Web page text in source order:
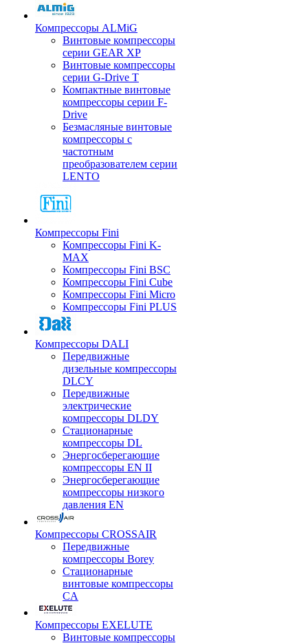
Компрессоры ALMiG
Винтовые компрессоры
серии GEAR XP
Винтовые компрессоры
серии G-Drive T
Компактные винтовые
компрессоры серии F-
Drive
Безмасляные винтовые
компрессоры с
частотным
преобразователем серии
LENTO
Компрессоры Fini
Компрессоры Fini K-
MAX
Компрессоры Fini BSC
Компрессоры Fini Cube
Компрессоры Fini Micro
Компрессоры Fini PLUS
Компрессоры DALI
Передвижные
дизельные компрессоры
DLCY
Передвижные
электрические
компрессоры DLDY
Стационарные
компрессоры DL
Энергосберегающие
компрессоры EN II
Энергосберегающие
компрессоры низкого
давления EN
Компрессоры CROSSAIR
Передвижные
компрессоры Borey
Стационарные
винтовые компрессоры
CA
Компрессоры EXELUTE
Винтовые компрессоры